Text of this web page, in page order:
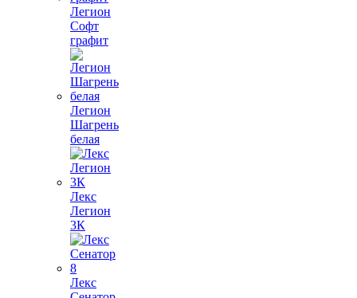
Легион
Софт
графит
Легион
Шагрень
белая
Лекс
Легион
3К
Лекс